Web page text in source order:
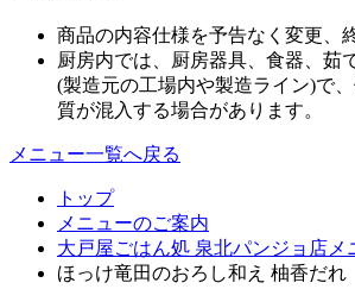
商品の内容仕様を予告なく変更、
厨房内では、厨房器具、食器、茹
(製造元の工場内や製造ライン)で
質が混入する場合があります。
メニュー一覧へ戻る
トップ
メニューのご案内
大戸屋ごはん処 泉北パンジョ店メ
ほっけ竜田のおろし和え 柚香だれ